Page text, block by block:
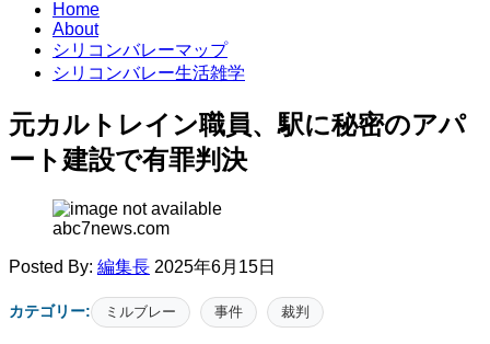
Home
About
シリコンバレーマップ
シリコンバレー生活雑学
元カルトレイン職員、駅に秘密のアパ
ート建設で有罪判決
abc7news.com
Posted By: 編集長 2025年6月15日
カテゴリー: ミルブレー 事件 裁判